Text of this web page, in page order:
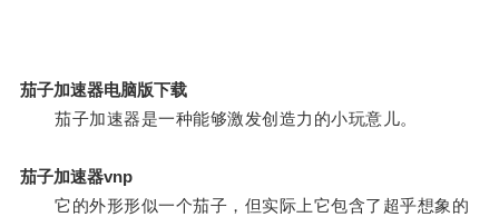
茄子加速器电脑版下载
茄子加速器是一种能够激发创造力的小玩意儿。
茄子加速器vnp
它的外形形似一个茄子，但实际上它包含了超乎想象的